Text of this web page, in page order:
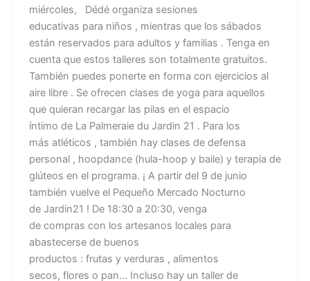
miércoles, Dédé organiza sesiones
educativas para niños , mientras que los sábados
están reservados para adultos y familias . Tenga en
cuenta que estos talleres son totalmente gratuitos.
También puedes ponerte en forma con ejercicios al
aire libre . Se ofrecen clases de yoga para aquellos
que quieran recargar las pilas en el espacio
íntimo de La Palmeraie du Jardin 21 . Para los
más atléticos , también hay clases de defensa
personal , hoopdance (hula-hoop y baile) y terapia de
glúteos en el programa. ¡ A partir del 9 de junio
también vuelve el Pequeño Mercado Nocturno
de Jardin21 ! De 18:30 a 20:30, venga
de compras con los artesanos locales para
abastecerse de buenos
productos : frutas y verduras , alimentos
secos, flores o pan… Incluso hay un taller de